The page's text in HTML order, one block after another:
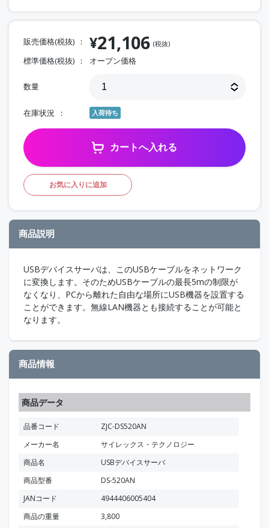
販売価格(税抜) ¥21,106 (税抜)
標準価格(税抜) オープン価格
数量
在庫状況 入荷待ち
カートへ入れる
お気に入りに追加
商品説明
USBデバイスサーバは、このUSBケーブルをネットワーク
に変換します。そのためUSBケーブルの最長5mの制限が
なくなり、PCから離れた自由な場所にUSB機器を設置する
ことができます。無線LAN機器とも接続することが可能と
なります。
商品情報
商品データ
品番コード
ZJC-DS520AN
メーカー名
サイレックス・テクノロジー
商品名
USBデバイスサーバ
商品型番
DS-520AN
JANコード
4944406005404
商品の重量
3,800